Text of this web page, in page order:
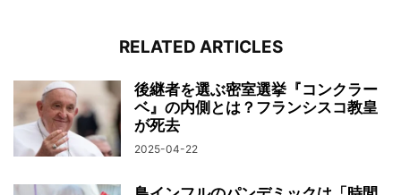
RELATED ARTICLES
後継者を選ぶ密室選挙『コンクラー
ベ』の内側とは？フランシスコ教皇
が死去
2025-04-22